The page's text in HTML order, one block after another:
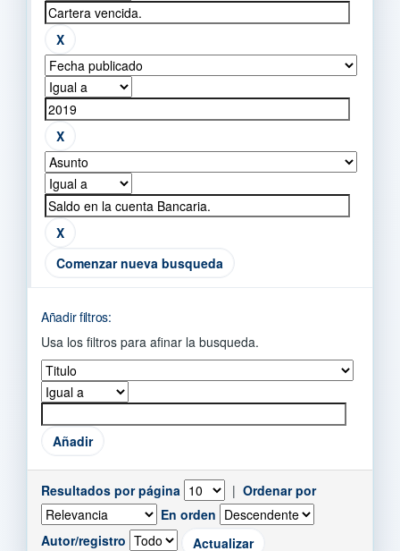
Comenzar nueva busqueda
Añadir filtros:
Usa los filtros para afinar la busqueda.
Resultados por página | Ordenar por
En orden
Autor/registro